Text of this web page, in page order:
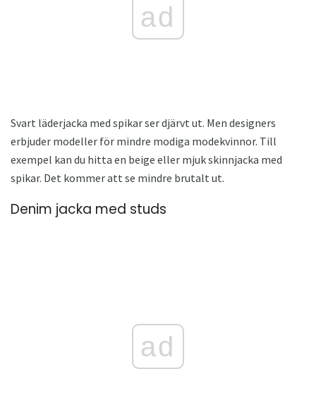
ad
Svart läderjacka med spikar ser djärvt ut. Men designers
erbjuder modeller för mindre modiga modekvinnor. Till
exempel kan du hitta en beige eller mjuk skinnjacka med
spikar. Det kommer att se mindre brutalt ut.
Denim jacka med studs
ad